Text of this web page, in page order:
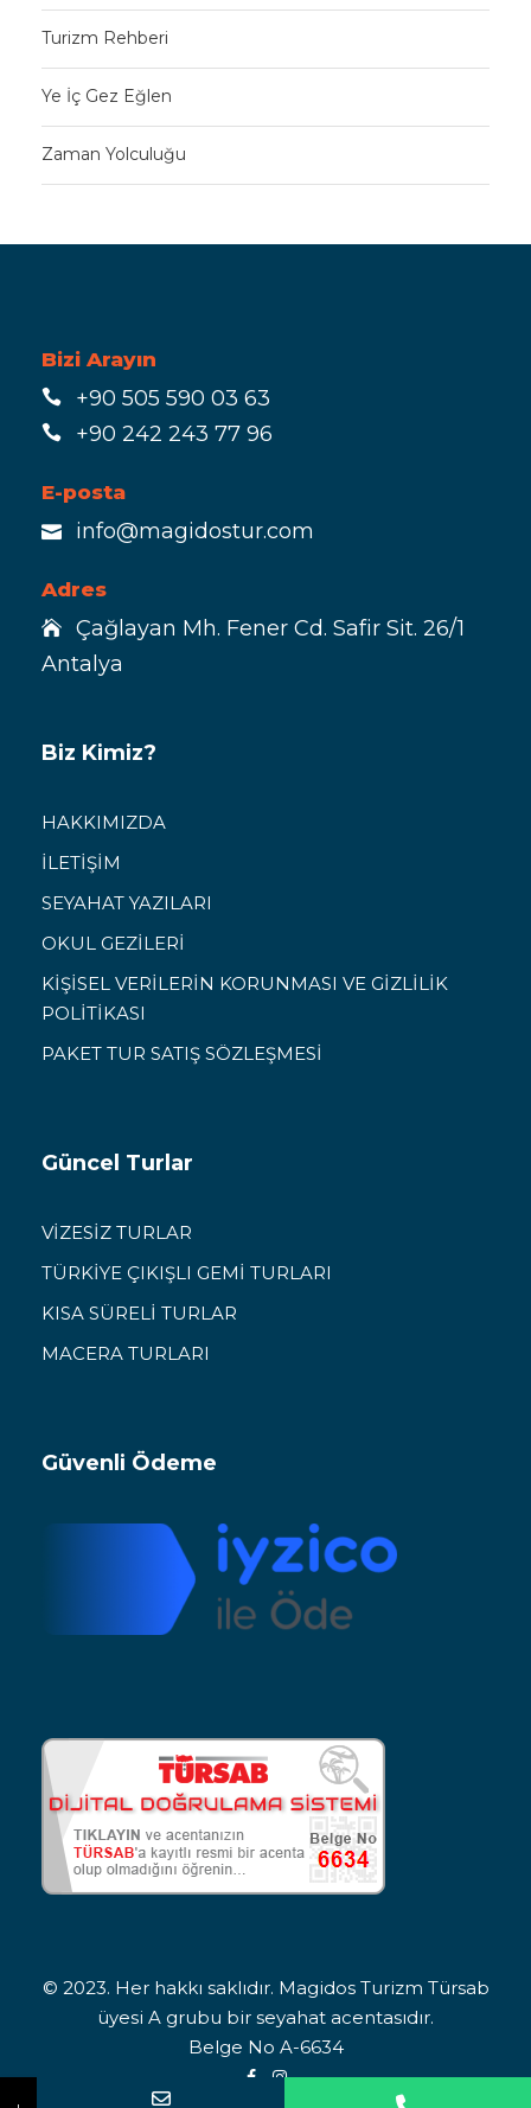
Turizm Rehberi
Ye İç Gez Eğlen
Zaman Yolculuğu
Bizi Arayın
+90 505 590 03 63
+90 242 243 77 96
E-posta
info@magidostur.com
Adres
Çağlayan Mh. Fener Cd. Safir Sit. 26/1
Antalya
Biz Kimiz?
HAKKIMIZDA
İLETİŞİM
SEYAHAT YAZILARI
OKUL GEZİLERİ
KİŞİSEL VERİLERİN KORUNMASI VE GİZLİLİK
POLİTİKASI
PAKET TUR SATIŞ SÖZLEŞMESİ
Güncel Turlar
VİZESİZ TURLAR
TÜRKİYE ÇIKIŞLI GEMİ TURLARI
KISA SÜRELİ TURLAR
MACERA TURLARI
Güvenli Ödeme
© 2023. Her hakkı saklıdır. Magidos Turizm Türsab
üyesi A grubu bir seyahat acentasıdır.
Belge No A-6634